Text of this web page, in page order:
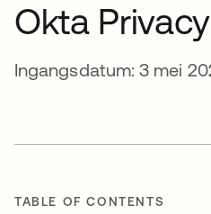
Okta
Ingangsdatum: 3 mei
TABLE OF CONTENTS